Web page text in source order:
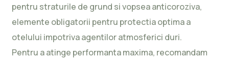
pentru straturile de grund si vopsea anticoroziva,
elemente obligatorii pentru protectia optima a
otelului impotriva agentilor atmosferici duri.
Pentru a atinge performanta maxima, recomandam